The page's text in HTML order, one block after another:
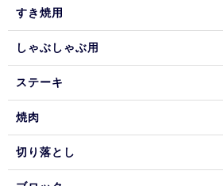
すき焼用
しゃぶしゃぶ用
ステーキ
焼肉
切り落とし